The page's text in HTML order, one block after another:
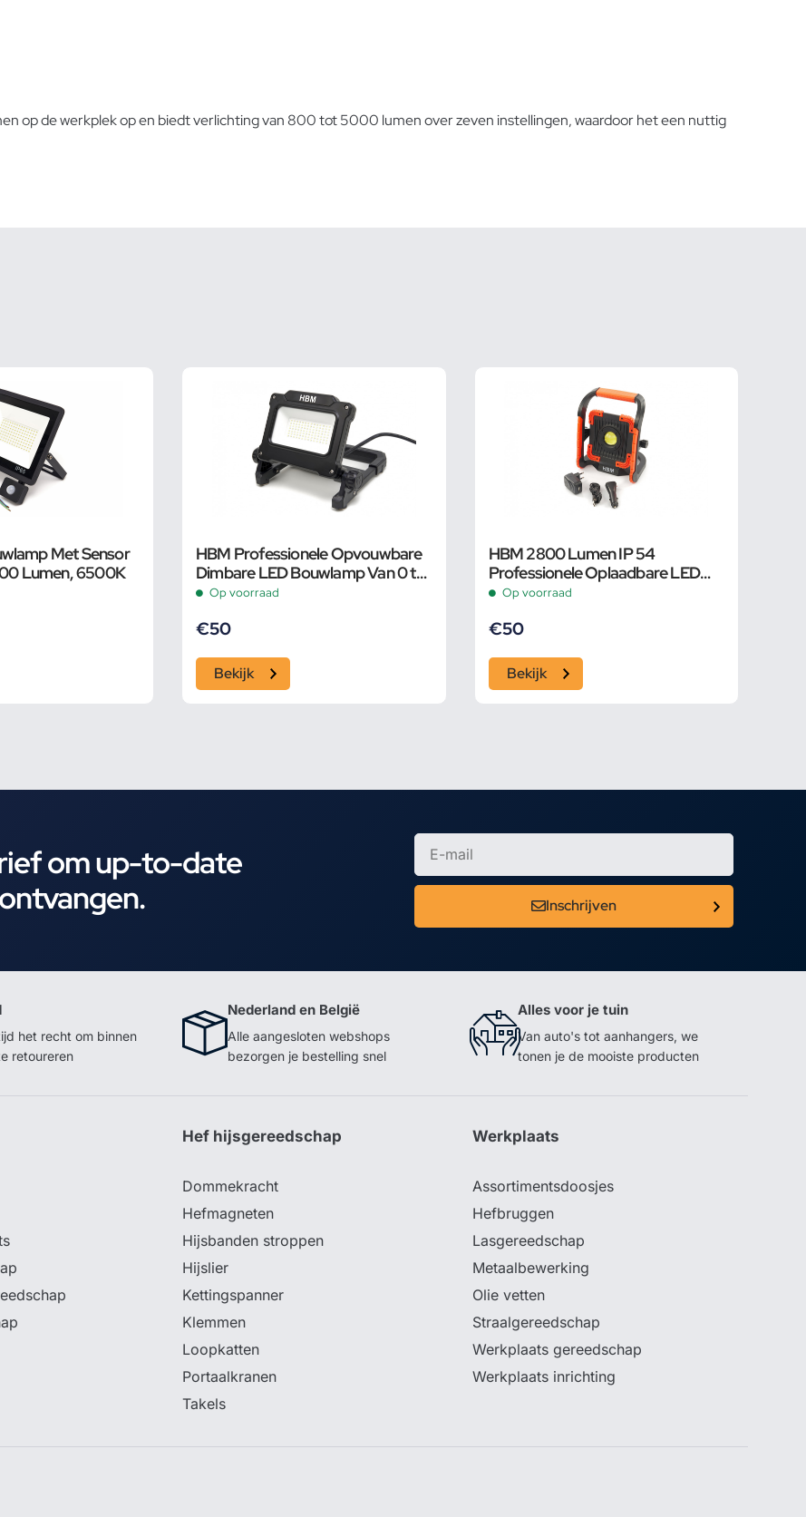
op de werkplek op en biedt verlichting van 800 tot 5000 lumen over zeven instellingen, waardoor het een nuttig
Met Sensor
Lumen, 6500K
HBM Professionele Opvouwbare
Dimbare LED Bouwlamp Van 0 tot
7000 Lumen
Op voorraad
€50
Bekijk
HBM 2800 Lumen IP 54
Professionele Oplaadbare LED
Bouwlamp Met Powerbank
Op voorraad
€50
Bekijk
om up-to-date
Inschrijven
het recht om binnen
retoureren
Nederland en België
Alle aangesloten webshops
bezorgen je bestelling snel
Alles voor je tuin
Van auto's tot aanhangers, we
tonen je de mooiste producten
Hef hijsgereedschap
Dommekracht
Hefmagneten
Hijsbanden stroppen
Hijslier
Kettingspanner
Klemmen
Loopkatten
Portaalkranen
Takels
Werkplaats
Assortimentsdoosjes
Hefbruggen
Lasgereedschap
Metaalbewerking
Olie vetten
Straalgereedschap
Werkplaats gereedschap
Werkplaats inrichting